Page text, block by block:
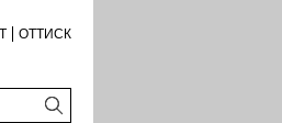
ОТТИСК